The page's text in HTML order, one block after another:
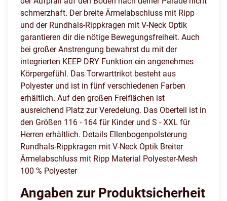
schmerzhaft. Der breite Ärmelabschluss mit Ripp
und der Rundhals-Rippkragen mit V-Neck Optik
garantieren dir die nötige Bewegungsfreiheit. Auch
bei großer Anstrengung bewahrst du mit der
integrierten KEEP DRY Funktion ein angenehmes
Körpergefühl. Das Torwarttrikot besteht aus
Polyester und ist in fünf verschiedenen Farben
erhältlich. Auf den großen Freiflächen ist
ausreichend Platz zur Veredelung. Das Oberteil ist in
den Größen 116 - 164 für Kinder und S - XXL für
Herren erhältlich. Details Ellenbogenpolsterung
Rundhals-Rippkragen mit V-Neck Optik Breiter
Ärmelabschluss mit Ripp Material Polyester-Mesh
100 % Polyester
Angaben zur Produktsicherheit